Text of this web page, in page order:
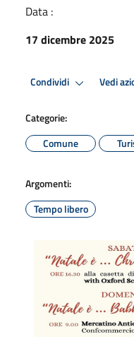
Data :
17 dicembre 2025
Condividi Vedi
Categorie:
Comune
Argomenti:
Tempo libero